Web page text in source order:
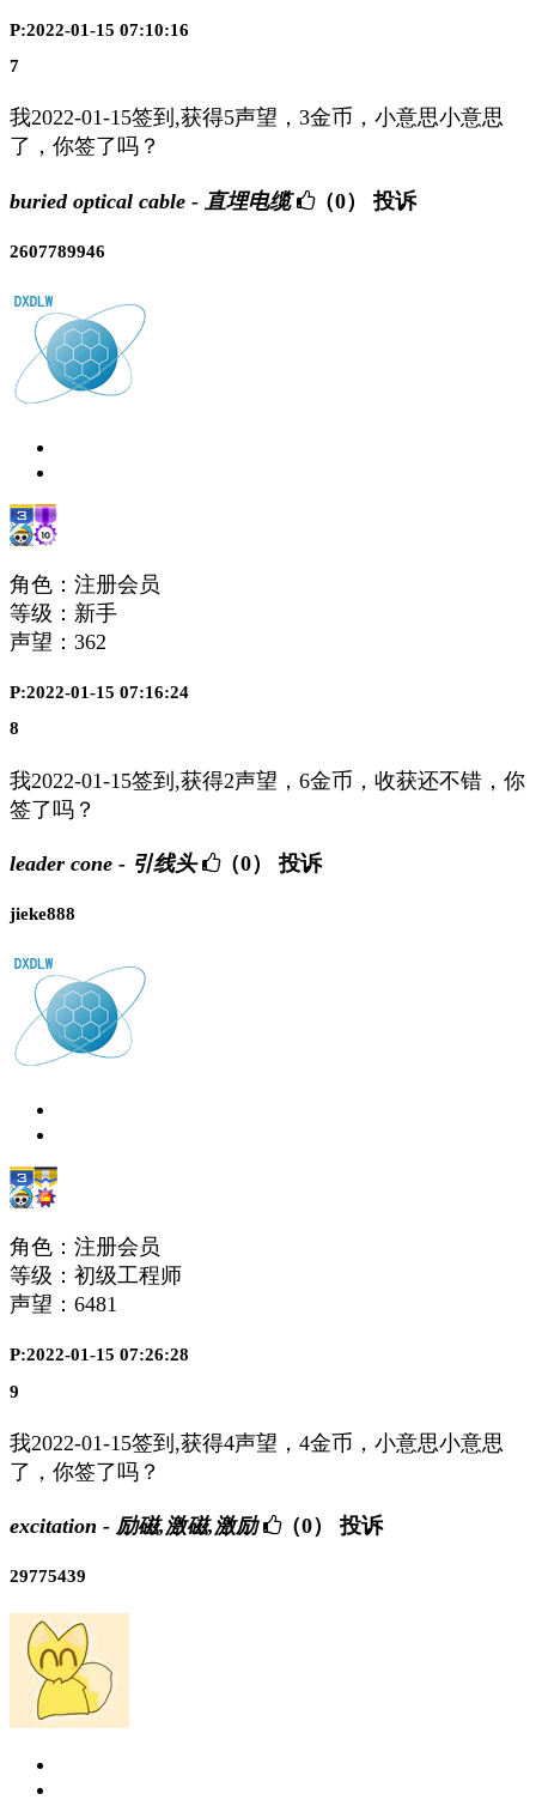
P:2022-01-15 07:10:16
7
我2022-01-15签到,获得5声望，3金币，小意思小意思
了，你签了吗？
buried optical cable - 直埋电缆 （0） 投诉
2607789946
角色：注册会员
等级：新手
声望： 362
P:2022-01-15 07:16:24
8
我2022-01-15签到,获得2声望，6金币，收获还不错，你
签了吗？
leader cone - 引线头 （0） 投诉
jieke888
角色：注册会员
等级：初级工程师
声望： 6481
P:2022-01-15 07:26:28
9
我2022-01-15签到,获得4声望，4金币，小意思小意思
了，你签了吗？
excitation - 励磁,激磁,激励 （0） 投诉
29775439